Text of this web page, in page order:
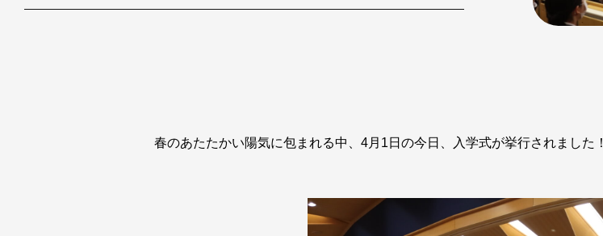
春のあたたかい陽気に包まれる中、4月1日の今日、入学式が挙行されました！